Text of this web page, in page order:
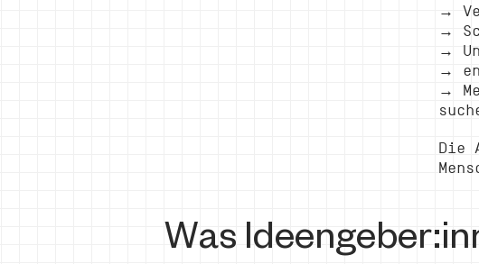
→
→
→
→
→
Die
Was